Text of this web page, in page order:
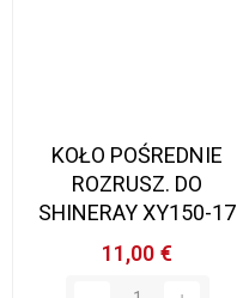
KOŁO POŚREDNIE
ROZRUSZ. DO
SHINERAY XY150-17
11,00 €